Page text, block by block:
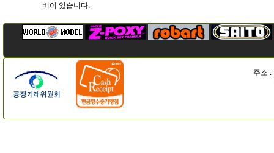
비어 있습니다.
주소